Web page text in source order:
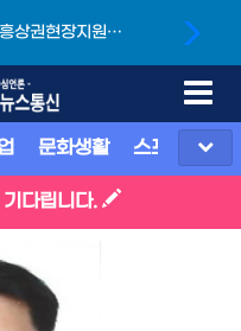
상권현장지원단’
문화생활 스포츠 지
다립니다.